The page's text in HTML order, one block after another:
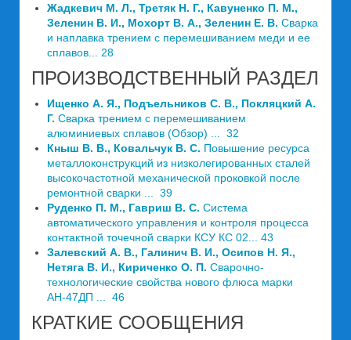
Жадкевич М. Л., Третяк Н. Г., Кавуненко П. М.,
Зеленин В. И., Мохорт В. А., Зеленин Е. В. Сварка
и наплавка трением с перемешиванием меди и ее
сплавов... 28
ПРОИЗВОДСТВЕННЫЙ РАЗДЕЛ
Ищенко А. Я., Подъельников С. В., Покляцкий А.
Г. Сварка трением с перемешиванием
алюминиевых сплавов (Обзор) ... 32
Кныш В. В., Ковальчук В. С. Повышение ресурса
металлоконструкций из низколегированных сталей
высокочастотной механической проковкой после
ремонтной сварки ... 39
Руденко П. М., Гавриш В. С. Система
автоматического управления и контроля процесса
контактной точечной сварки КСУ КС 02... 43
Залевский А. В., Галинич В. И., Осипов Н. Я.,
Нетяга В. И., Кириченко О. П. Сварочно-
технологические свойства нового флюса марки
АН-47ДП ... 46
КРАТКИЕ СООБЩЕНИЯ